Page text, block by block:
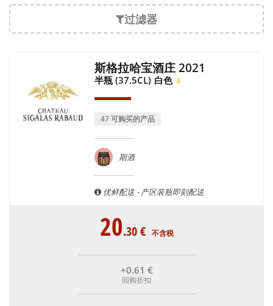
过滤器
斯格拉哈宝酒庄 2021
半瓶 (37.5CL) 白色
47 可购买的产品
期酒
优鲜配送 - 产区装瓶即刻配送
20.30€ 不含税
+0.61 €
回购折扣